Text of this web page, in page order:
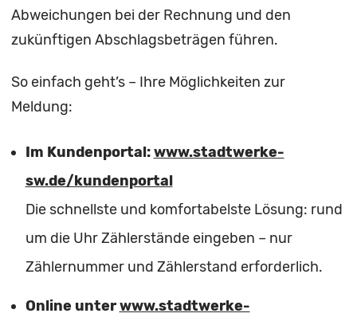
Abweichungen bei der Rechnung und den
zukünftigen Abschlagsbeträgen führen.
So einfach geht’s – Ihre Möglichkeiten zur
Meldung:
Im Kundenportal:www.stadtwerke-
sw.de/kundenportal
Die schnellste und komfortabelste Lösung: rund
um die Uhr Zählerstände eingeben – nur
Zählernummer und Zählerstand erforderlich.
Online unterwww.stadtwerke-